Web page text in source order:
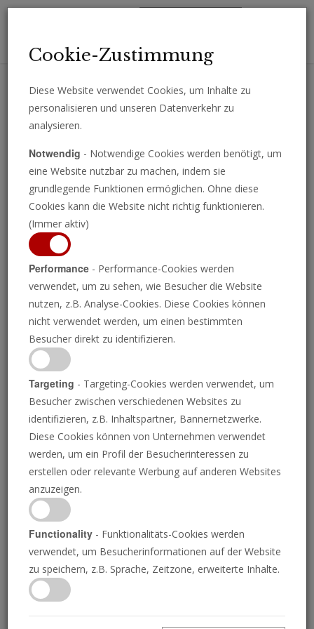
Erhalten Sie wichtige Analysen, Kommentare und Nachrichten
ISTOCK.COM/RCLASSENLAYOUTS
Ermittlungen offenbaren
vereitelten
Terroranschlag in
Deutschland
Cookie-Zustimmung
Diese Website verwendet Cookies, um Inhalte zu
personalisieren und unseren Datenverkehr zu
analysieren.
Notwendig - Notwendige Cookies werden benötigt, um
eine Website nutzbar zu machen, indem sie
grundlegende Funktionen ermöglichen. Ohne diese
Cookies kann die Website nicht richtig funktionieren.
(Immer aktiv)
Performance - Performance-Cookies werden
verwendet, um zu sehen, wie Besucher die Website
nutzen, z.B. Analyse-Cookies. Diese Cookies können
nicht verwendet werden, um einen bestimmten
Besucher direkt zu identifizieren.
Targeting - Targeting-Cookies werden verwendet, um
Besucher zwischen verschiedenen Websites zu
identifizieren, z.B. Inhaltspartner, Bannernetzwerke.
Diese Cookies können von Unternehmen verwendet
werden, um ein Profil der Besucherinteressen zu
erstellen oder relevante Werbung auf anderen Websites
anzuzeigen.
Functionality - Funktionalitäts-Cookies werden
verwendet, um Besucherinformationen auf der Website
zu speichern, z.B. Sprache, Zeitzone, erweiterte Inhalte.